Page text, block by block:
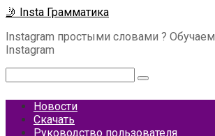
Перейти
контенту
🤳 Insta Грамматика
Instagram простыми словами ?
Instagram
Новости
Скачать
Руководство пользователя